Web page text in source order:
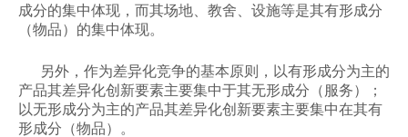
成分的集中体现，而其场地、教舍、设施等是其有形成分
（物品）的集中体现。
另外，作为差异化竞争的基本原则，以有形成分为主的
产品其差异化创新要素主要集中于其无形成分（服务）；
以无形成分为主的产品其差异化创新要素主要集中在其有
形成分（物品）。